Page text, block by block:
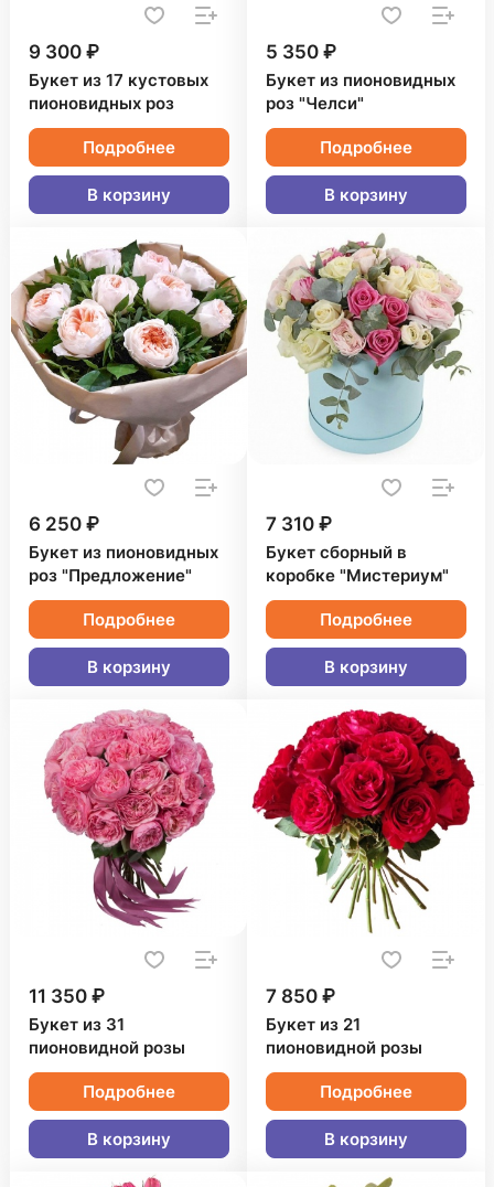
9 300 ₽
Букет из 17 кустовых
пионовидных роз
Подробнее
В корзину
5 350 ₽
Букет из пионовидных
роз "Челси"
Подробнее
В корзину
6 250 ₽
Букет из пионовидных
роз "Предложение"
Подробнее
В корзину
7 310 ₽
Букет сборный в
коробке "Мистериум"
Подробнее
В корзину
11 350 ₽
Букет из 31
пионовидной розы
Подробнее
В корзину
7 850 ₽
Букет из 21
пионовидной розы
Подробнее
В корзину